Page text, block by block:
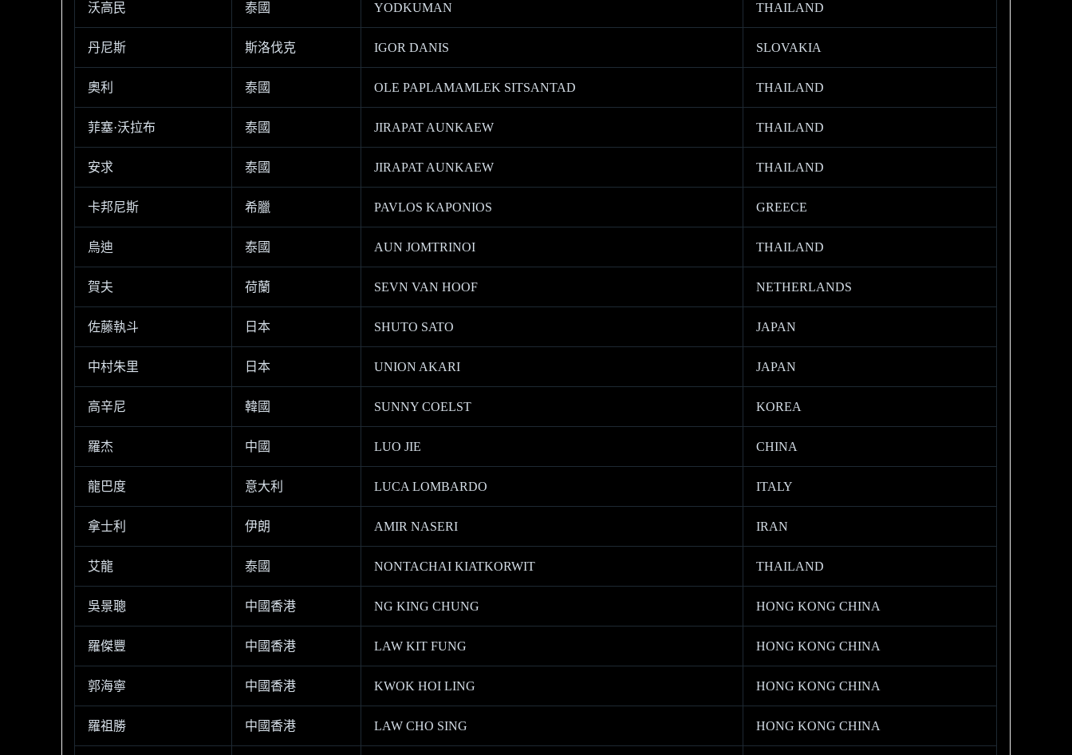
沃高民 泰國 YODKUMAN THAILAND
丹尼斯 斯洛伐克 IGOR DANIS SLOVAKIA
奧利 泰國 OLE PAPLAMAMLEK SITSANTAD THAILAND
菲塞·沃拉布 泰國 JIRAPAT AUNKAEW THAILAND
安求 泰國 JIRAPAT AUNKAEW THAILAND
卡邦尼斯 希臘 PAVLOS KAPONIOS GREECE
烏迪 泰國 AUN JOMTRINOI THAILAND
賀夫 荷蘭 SEVN VAN HOOF NETHERLANDS
佐藤執斗 日本 SHUTO SATO JAPAN
中村朱里 日本 UNION AKARI JAPAN
高辛尼 韓國 SUNNY COELST KOREA
羅杰 中國 LUO JIE CHINA
龍巴度 意大利 LUCA LOMBARDO ITALY
拿士利 伊朗 AMIR NASERI IRAN
艾龍 泰國 NONTACHAI KIATKORWIT THAILAND
吳景聰 中國香港 NG KING CHUNG HONG KONG CHINA
羅傑豐 中國香港 LAW KIT FUNG HONG KONG CHINA
郭海寧 中國香港 KWOK HOI LING HONG KONG CHINA
羅祖勝 中國香港 LAW CHO SING HONG KONG CHINA